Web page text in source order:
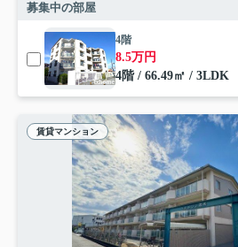
募集中の部屋
4階
8.5万円
4階 / 66.49㎡ / 3LDK
賃貸マンション